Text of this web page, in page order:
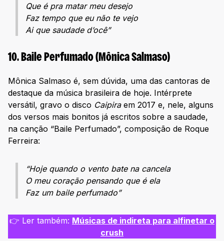
Que é pra matar meu desejo
Faz tempo que eu não te vejo
Ai que saudade d’ocê”
10. Baile Perfumado (Mônica Salmaso)
Mônica Salmaso é, sem dúvida, uma das cantoras de
destaque da música brasileira de hoje. Intérprete
versátil, gravo o disco Caipira em 2017 e, nele, alguns
dos versos mais bonitos já escritos sobre a saudade,
na canção “Baile Perfumado”, composição de Roque
Ferreira:
“Hoje quando o vento bate na cancela
O meu coração pensando que é ela
Faz um baile perfumado”
👉 Ler também: Músicas de indireta para alfinetar o
crush